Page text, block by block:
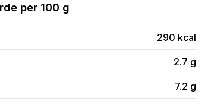
per 100 g
290 kcal
2.7 g
7.2 g